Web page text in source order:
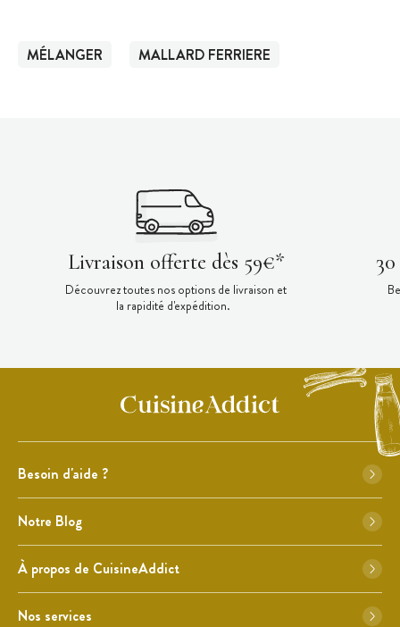
MÉLANGER MALLARD FERRIERE
Livraison offerte dès 59€*
Découvrez toutes nos options de livraison et
la rapidité d'expédition.
Besoin d'aide ?
Notre Blog
À propos de CuisineAddict
Nos services